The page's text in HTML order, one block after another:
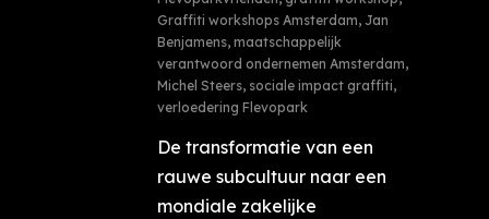
Graffiti workshops Amsterdam, Jan
Benjamens, maatschappelijk
verantwoord ondernemen Amsterdam,
Michel Steers, sociale impact graffiti,
verloedering Flevopark
De transformatie van een
rauwe subcultuur naar een
mondiale zakelijke